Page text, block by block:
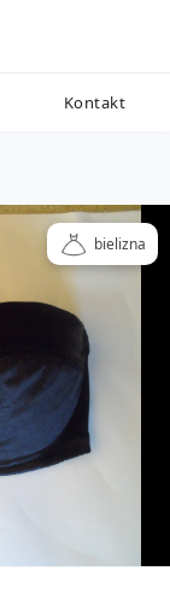
Kontakt
bielizna